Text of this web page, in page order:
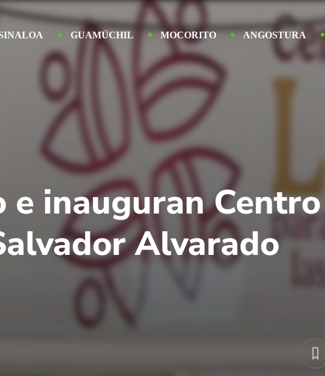
GUAMÚCHIL MOCORITO ANGOSTURA
e inauguran
Alvarado